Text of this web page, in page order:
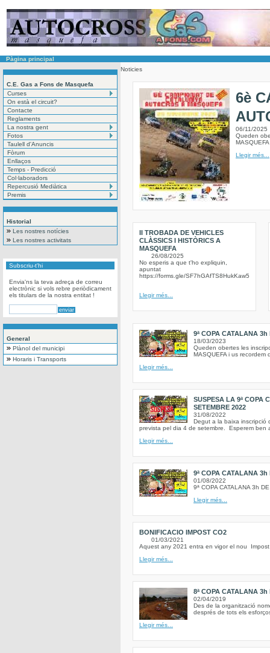
Pàgina principal
C.E. Gas a Fons de Masquefa
Curses
On està el circuit?
Contacte
Reglaments
La nostra gent
Fotos
Taulell d'Anuncis
Fòrum
Enllaços
Temps - Predicció
Col·laboradors
Repercusió Mediàtica
Premis
Historial
Les nostres notícies
Les nostres activitats
Subscriu-t'hi
Envia'ns la teva adreça de correu
electrònic si vols rebre periòdicament
els titulars de la nostra entitat !
General
Plànol del municipi
Horaris i Transports
Noticies
6è
06/11/2025
Queden
Llegir més...
II TROBADA DE VEHICLES
CLÀSSICS I HISTÒRICS A
MASQUEFA
26/08/2025
No esperis a que t'ho expliquin,
apuntat
https://forms.gle/SF7hGAfTS8HukKaw5
Llegir més...
9ª COPA CATALANA
18/03/2023
Queden obertes les
MASQUEFA i us
Llegir més...
SUSPESA LA 9ª COPA
SETEMBRE 2022
31/08/2022
Degut a la baixa inscripció
prevista pel dia 4 de setembre. Esperem ben
Llegir més...
9ª COPA CATALANA
01/08/2022
9ª COPA CATALANA 3h
Llegir més...
BONIFICACIO IMPOST CO2
01/03/2021
Aquest any 2021 entra en vigor el nou
Llegir més...
8ª COPA CATALANA
02/04/2019
Des de la organització
després de tots els
Llegir més...